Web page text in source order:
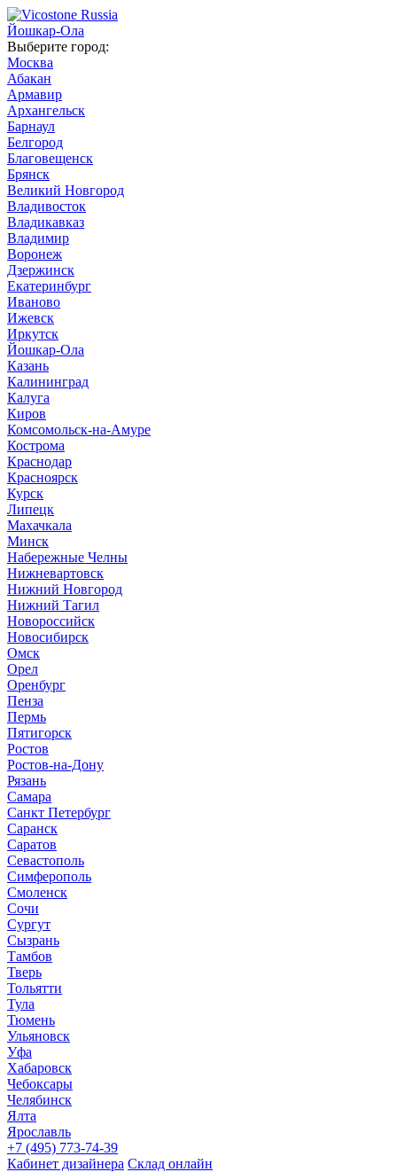
Йошкар-Ола
Выберите город:
Москва
Абакан
Армавир
Архангельск
Барнаул
Белгород
Благовещенск
Брянск
Великий Новгород
Владивосток
Владикавказ
Владимир
Воронеж
Дзержинск
Екатеринбург
Иваново
Ижевск
Иркутск
Йошкар-Ола
Казань
Калининград
Калуга
Киров
Комсомольск-на-Амуре
Кострома
Краснодар
Красноярск
Курск
Липецк
Махачкала
Минск
Набережные Челны
Нижневартовск
Нижний Новгород
Нижний Тагил
Новороссийск
Новосибирск
Омск
Орел
Оренбург
Пенза
Пермь
Пятигорск
Ростов
Ростов-на-Дону
Рязань
Самара
Санкт Петербург
Саранск
Саратов
Севастополь
Симферополь
Смоленск
Сочи
Сургут
Сызрань
Тамбов
Тверь
Тольятти
Тула
Тюмень
Ульяновск
Уфа
Хабаровск
Чебоксары
Челябинск
Ялта
Ярославль
+7 (495) 773-74-39
Кабинет дизайнера Склад онлайн